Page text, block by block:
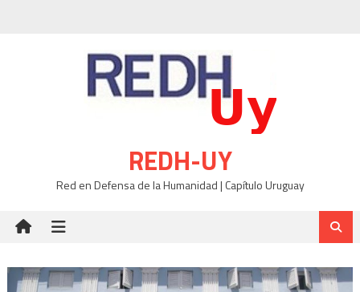
REDH-UY
Red en Defensa de la Humanidad | Capítulo Uruguay